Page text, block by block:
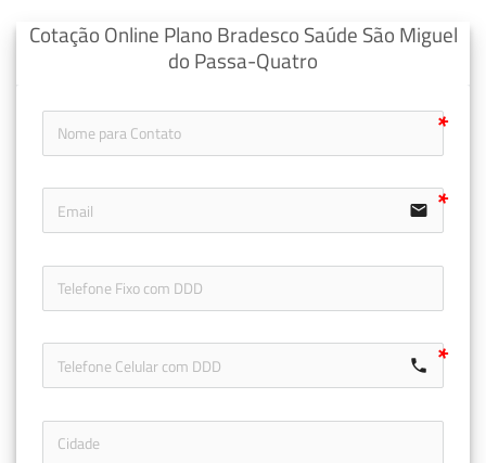
Cotação Online Plano Bradesco Saúde São Miguel
do Passa-Quatro
email
call